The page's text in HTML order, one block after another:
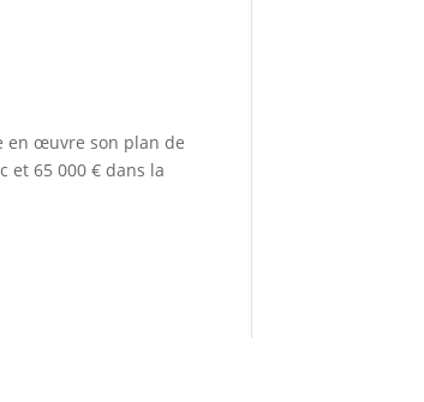
en œuvre son plan de
et 65 000 € dans la